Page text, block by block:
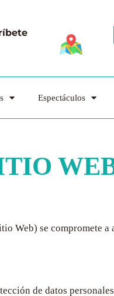
Espectáculos
Web) se compromete
de datos